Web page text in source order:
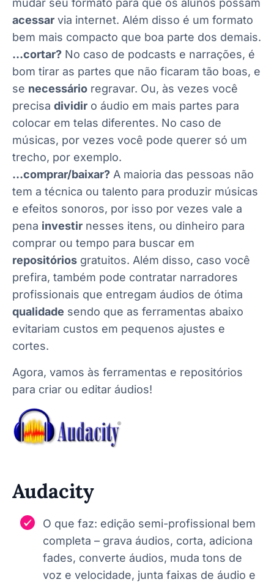
mudar seu formato para que os alunos possam
acessar via internet. Além disso é um formato
bem mais compacto que boa parte dos demais.
…cortar? No caso de podcasts e narrações, é
bom tirar as partes que não ficaram tão boas, e
se necessário regravar. Ou, às vezes você
precisa dividir o áudio em mais partes para
colocar em telas diferentes. No caso de
músicas, por vezes você pode querer só um
trecho, por exemplo.
…comprar/baixar? A maioria das pessoas não
tem a técnica ou talento para produzir músicas
e efeitos sonoros, por isso por vezes vale a
pena investir nesses itens, ou dinheiro para
comprar ou tempo para buscar em
repositórios gratuitos. Além disso, caso você
prefira, também pode contratar narradores
profissionais que entregam áudios de ótima
qualidade sendo que as ferramentas abaixo
evitariam custos em pequenos ajustes e
cortes.
Agora, vamos às ferramentas e repositórios
para criar ou editar áudios!
Audacity
O que faz: edição semi-profissional bem
completa – grava áudios, corta, adiciona
fades, converte áudios, muda tons de
voz e velocidade, junta faixas de áudio e